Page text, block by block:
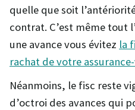
quelle que soit
contrat. C’est même tout
une avance vous évitez la
rachat de votre
Néanmoins, le fisc reste
d’octroi des avances qui